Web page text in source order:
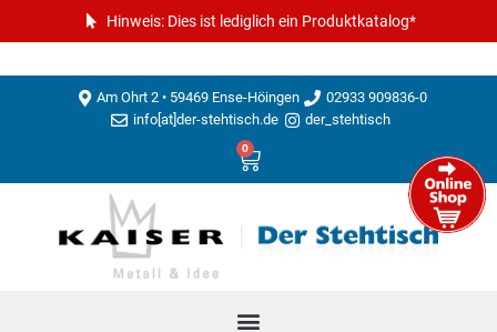
Hinweis: Dies ist lediglich ein Produktkatalog*
Am Ohrt 2 • 59469 Ense-Höingen
02933 909836-0
info[at]der-stehtisch.de
der_stehtisch
0